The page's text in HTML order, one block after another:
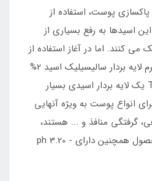
پوست، استفاده از
اسیدها به رفع بسیاری از
کنند. اما در آغاز استفاده از
آن ها باید احتیاط کرد. سرم لایه بردار سالیسیلیک اسید 2%
سلوشن برند The Ordinary یک لایه بردار اسیدی بسیار
انواع پوست به ویژه آنهایی
گرفتگی منافذ و ... هستند،
فرموله شده است. این محصول همچنین دارای ph 3.20 -